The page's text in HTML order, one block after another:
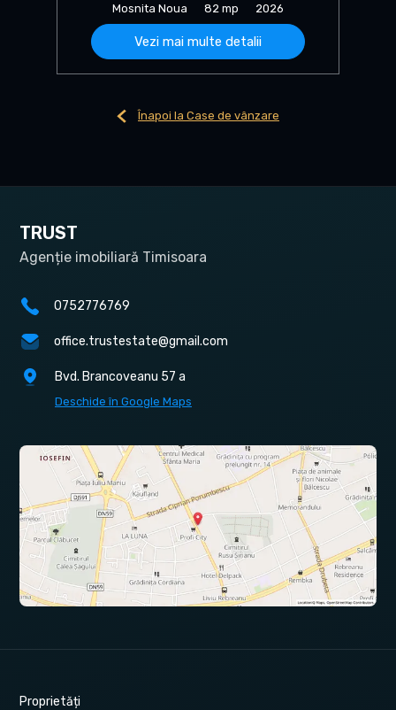
Mosnita Noua
82 mp 2026
Vezi mai multe detalii
Înapoi la Case de vânzare
TRUST
Agenție imobiliară Timisoara
0752776769
office.trustestate@gmail.com
Bvd. Brancoveanu 57 a
Deschide în Google Maps
Proprietăți